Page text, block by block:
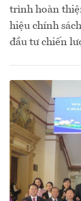
trình hoàn
hiệu chính
đầu tư chiến